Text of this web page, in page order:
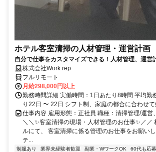
ホテル客室清掃の人材管理・運営計画
自分で仕事をカスタマイズできる！人材管理、運営
株式会社Work rep
フルリモート
月給298,000円以上
勤務時間詳細 実働時間：1日あたり8時間 平均勤
り22日 〜 22日 シフト制、家庭の都合に合わせ
仕事内容 雇用形態：正社員 職種：清掃管理/運営
＼＼✨客室清掃の現場・人材管理のお仕事✨／／
ルにて、 客室清掃に係る管理のお仕事をお願い
テ...
制服あり 業界未経験者歓迎 副業・WワークOK 60代も応